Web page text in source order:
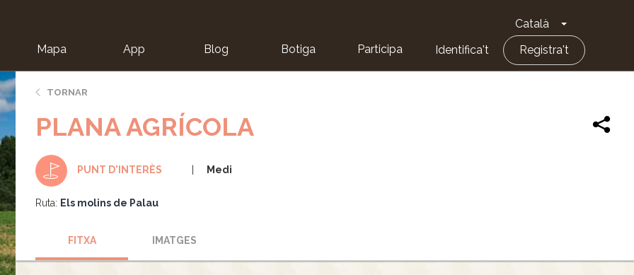
Català Toggle
Mapa App Blog Botiga Participa Identifica't Registra't
TORNAR
PLANA AGRÍCOLA
PUNT D'INTERÈS Medi
Ruta: Els molins de Palau
FITXA IMATGES